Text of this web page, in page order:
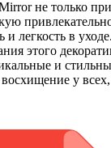
не только
и легкость в
этого
и
у